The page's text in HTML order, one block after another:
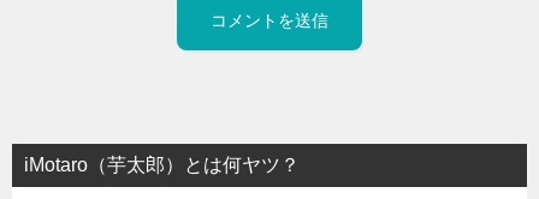
iMotaro（芋太郎）とは何ヤツ？